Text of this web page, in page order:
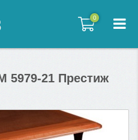
0
0
5979-21 Престиж